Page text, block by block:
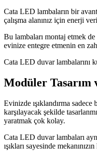
Cata LED lambaların bir
çalışma alanınız için enerji
Bu lambaları montaj etmek
evinize entegre etmenin en
Cata LED duvar lambalarını
Modüler Tasarım
Evinizde ışıklandırma
karşılayacak şekilde
yaratmak çok kolay.
Cata LED duvar lambaları
ışıkları sayesinde